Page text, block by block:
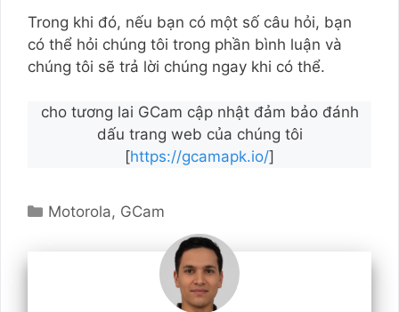
Trong khi đó, nếu bạn có một số câu hỏi, bạn
có thể hỏi chúng tôi trong phần bình luận và
chúng tôi sẽ trả lời chúng ngay khi có thể.
cho tương lai GCam cập nhật đảm bảo đánh
dấu trang web của chúng tôi
[https://gcamapk.io/]
Danh
Motorola, GCam